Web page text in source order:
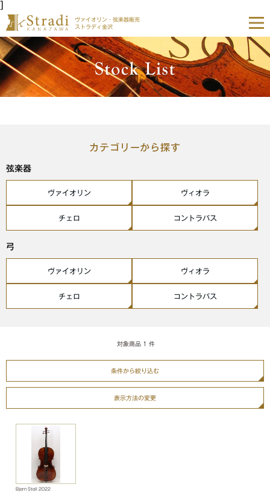
]
ヴァイオリン・弦楽器販売
ストラディ金沢
カテゴリーから探す
弦楽器
ヴァイオリン ヴィオラ
チェロ コントラバス
弓
ヴァイオリン ヴィオラ
チェロ コントラバス
対象商品 1 件
条件から絞り込む
表示方法の変更
Bjorn Stoll 2022